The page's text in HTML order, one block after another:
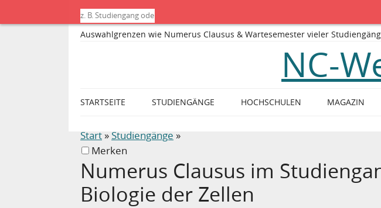
Start»Studiengänge »
Merken
Numerus Clausus im
Biologie der Zellen
Auswahlgrenzen wie Numerus Clausus & Wartesemester vieler
NC-
STARTSEITE STUDIENGÄNGE HOCHSCHULEN MAGAZIN